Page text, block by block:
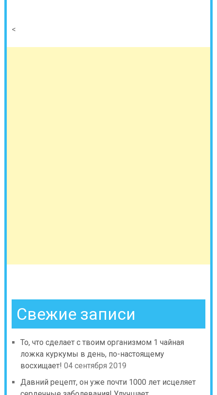
<
Свежие записи
То, что сделает с твоим организмом 1 чайная
ложка куркумы в день, по-настоящему
восхищает! 04 сентября 2019
Давний рецепт, он уже почти 1000 лет исцеляет